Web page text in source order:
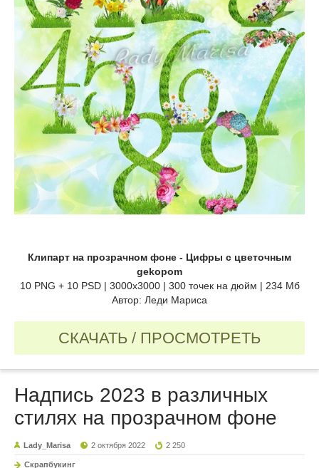
Клипарт на прозрачном фоне - Цифры с цветочным
gekopom
10 PNG + 10 PSD | 3000x3000 | 300 точек на дюйм | 234 Мб
Автор: Леди Мариса
СКАЧАТЬ / ПРОСМОТРЕТЬ
Надпись 2023 в различных
стилях на прозрачном фоне
Lady_Marisa 2 октября 2022 2 250
Скрапбукинг